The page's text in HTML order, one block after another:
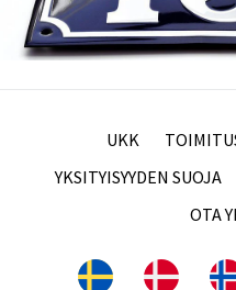
UKK
YKSITYISYYDEN SUOJA
OTA